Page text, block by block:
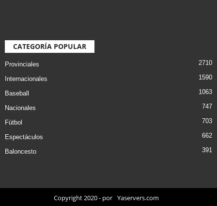
CATEGORÍA POPULAR
Provinciales 2710
Internacionales 1590
Baseball 1063
Nacionales 747
Fútbol 703
Espectáculos 662
Baloncesto 391
Copyright 2020 - por Yaservers.com